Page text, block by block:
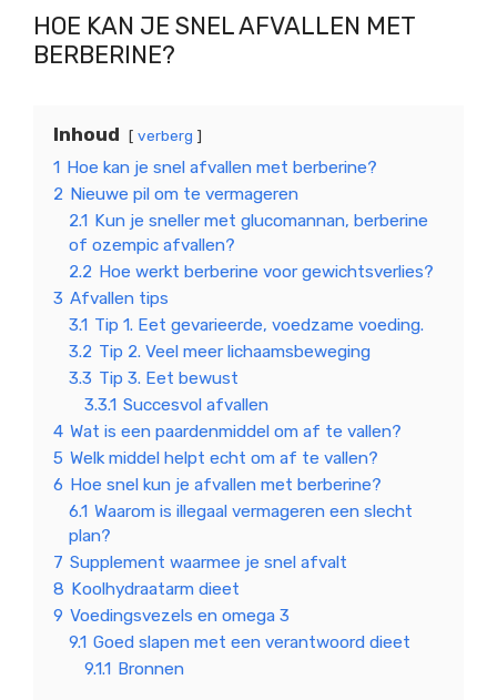
HOE KAN JE SNEL AFVALLEN MET
BERBERINE?
Inhoud verberg
1 Hoe kan je snel afvallen met berberine?
2 Nieuwe pil om te vermageren
2.1 Kun je sneller met glucomannan, berberine
of ozempic afvallen?
2.2 Hoe werkt berberine voor gewichtsverlies?
3 Afvallen tips
3.1 Tip 1. Eet gevarieerde, voedzame voeding.
3.2 Tip 2. Veel meer lichaamsbeweging
3.3 Tip 3. Eet bewust
3.3.1 Succesvol afvallen
4 Wat is een paardenmiddel om af te vallen?
5 Welk middel helpt echt om af te vallen?
6 Hoe snel kun je afvallen met berberine?
6.1 Waarom is illegaal vermageren een slecht
plan?
7 Supplement waarmee je snel afvalt
8 Koolhydraatarm dieet
9 Voedingsvezels en omega 3
9.1 Goed slapen met een verantwoord dieet
9.1.1 Bronnen